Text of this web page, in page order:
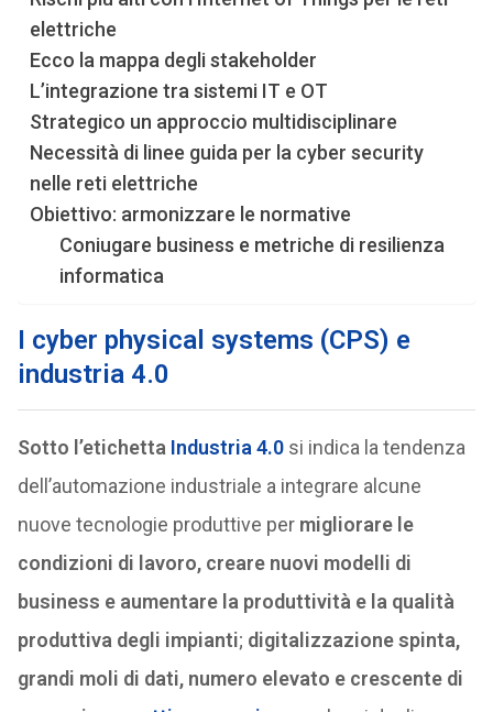
elettriche
Ecco la mappa degli stakeholder
L’integrazione tra sistemi IT e OT
Strategico un approccio multidisciplinare
Necessità di linee guida per la cyber security
nelle reti elettriche
Obiettivo: armonizzare le normative
Coniugare business e metriche di resilienza
informatica
I cyber physical systems (CPS) e
industria 4.0
Sotto l’etichetta Industria 4.0 si indica la tendenza
dell’automazione industriale a integrare alcune
nuove tecnologie produttive per migliorare le
condizioni di lavoro, creare nuovi modelli di
business e aumentare la produttività e la qualità
produttiva degli impianti; digitalizzazione spinta,
grandi moli di dati, numero elevato e crescente di